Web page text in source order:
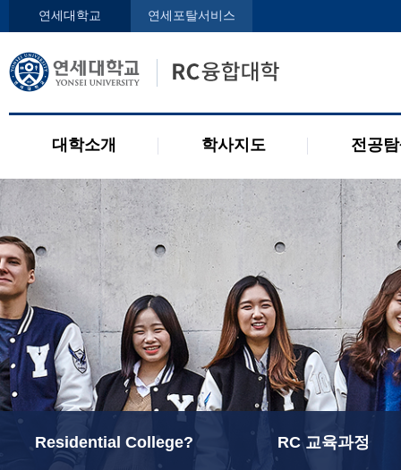
연세대학교 연세포탈서비스
대학소개 학사지도 전공
인사말
오시는 길
학사지도사
Residential College? RC 교육과정